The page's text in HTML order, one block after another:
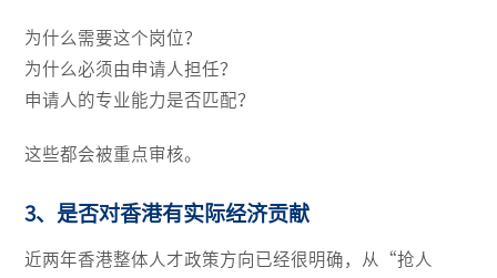
为什么需要这个岗位？
为什么必须由申请人担任？
申请人的专业能力是否匹配？
这些都会被重点审核。
3、是否对香港有实际经济贡献
近两年香港整体人才政策方向已经很明确，从“抢人